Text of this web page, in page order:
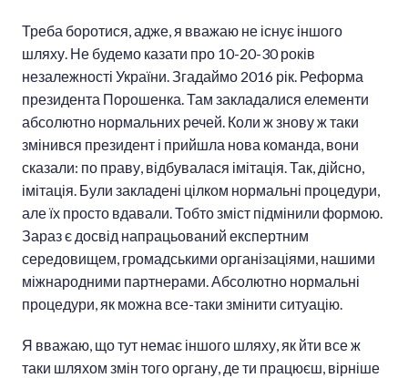
Треба боротися, адже, я вважаю не існує іншого
шляху. Не будемо казати про 10-20-30 років
незалежності України. Згадаймо 2016 рік. Реформа
президента Порошенка. Там закладалися елементи
абсолютно нормальних речей. Коли ж знову ж таки
змінився президент і прийшла нова команда, вони
сказали: по праву, відбувалася імітація. Так, дійсно,
імітація. Були закладені цілком нормальні процедури,
але їх просто вдавали. Тобто зміст підмінили формою.
Зараз є досвід напрацьований експертним
середовищем, громадськими організаціями, нашими
міжнародними партнерами. Абсолютно нормальні
процедури, як можна все-таки змінити ситуацію.
Я вважаю, що тут немає іншого шляху, як йти все ж
таки шляхом змін того органу, де ти працюєш, вірніше